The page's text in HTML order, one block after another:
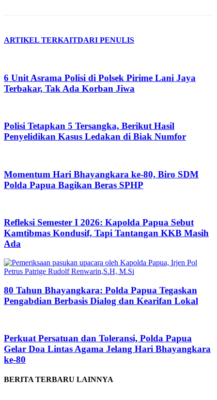
ARTIKEL TERKAITDARI PENULIS
6 Unit Asrama Polisi di Polsek Pirime Lani Jaya
Terbakar, Tak Ada Korban Jiwa
Polisi Tetapkan 5 Tersangka, Berikut Hasil
Penyelidikan Kasus Ledakan di Biak Numfor
Momentum Hari Bhayangkara ke-80, Biro SDM
Polda Papua Bagikan Beras SPHP
Refleksi Semester I 2026: Kapolda Papua Sebut
Kamtibmas Kondusif, Tapi Tantangan KKB Masih
Ada
80 Tahun Bhayangkara: Polda Papua Tegaskan
Pengabdian Berbasis Dialog dan Kearifan Lokal
Perkuat Persatuan dan Toleransi, Polda Papua
Gelar Doa Lintas Agama Jelang Hari Bhayangkara
ke-80
BERITA TERBARU LAINNYA